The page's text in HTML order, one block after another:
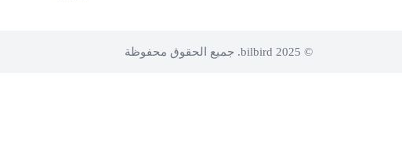
© 2025 bilbird. جميع الحقوق محفوظة